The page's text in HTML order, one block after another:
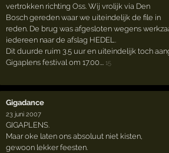
vertrokken richting Oss. Wij vrolijk via Den
Bosch gereden waar we uiteindelijk de file in
reden. De brug was afgesloten wegens
iedereen naar de afslag HEDEL.
Dit duurde ruim 3.5 uur en uiteindelijk toch
Gigaplens festival om 17.00.…
15
Gigadance
23 juni 2007
GIGAPLENS.
Maar oke laten ons absoluut niet kisten,
gewoon lekker feesten.